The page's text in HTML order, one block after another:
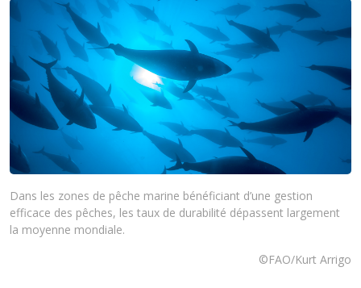
Dans les zones de pêche marine bénéficiant d’une gestion
efficace des pêches, les taux de durabilité dépassent largement
la moyenne mondiale.
©FAO/Kurt Arrigo